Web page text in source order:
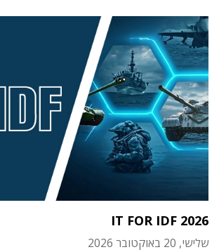
IT FOR IDF 2026
שלישי, 20 באוקטובר 2026